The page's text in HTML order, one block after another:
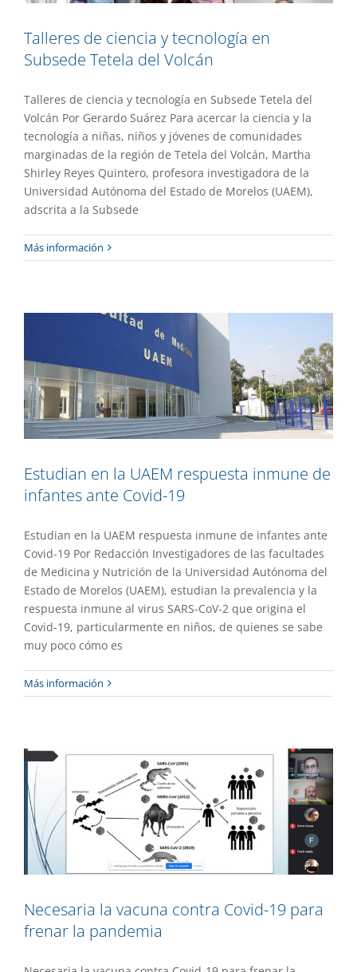
Talleres de ciencia y tecnología en
Subsede Tetela del Volcán
Talleres de ciencia y tecnología en Subsede Tetela del
Volcán Por Gerardo Suárez Para acercar la ciencia y la
tecnología a niñas, niños y jóvenes de comunidades
marginadas de la región de Tetela del Volcán, Martha
Shirley Reyes Quintero, profesora investigadora de la
Universidad Autónoma del Estado de Morelos (UAEM),
adscrita a la Subsede
Más información
Estudian en la UAEM respuesta inmune
Estudian en la UAEM respuesta inmune de
infantes ante Covid-19
Estudian en la UAEM respuesta inmune de infantes ante
Covid-19 Por Redacción Investigadores de las facultades
de Medicina y Nutrición de la Universidad Autónoma del
Estado de Morelos (UAEM), estudian la prevalencia y la
respuesta inmune al virus SARS-CoV-2 que origina el
Covid-19, particularmente en niños, de quienes se sabe
muy poco cómo es
Más información
Necesaria la vacuna contra Covid-19
Necesaria la vacuna contra Covid-19 para
frenar la pandemia